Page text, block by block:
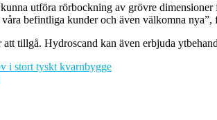
utföra rörbockning av grövre
befintliga kunder och även välkomna nya”,
tillgå. Hydroscand kan även erbjuda
i stort tyskt kvarnbygge